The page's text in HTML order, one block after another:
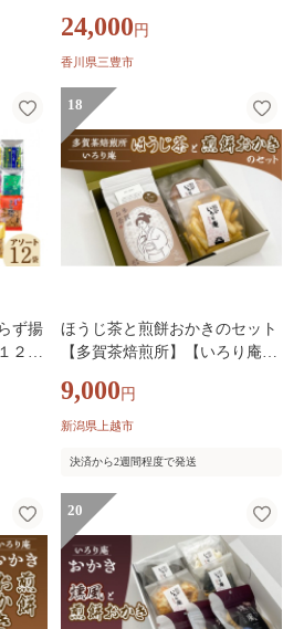
和スイーツ
24,000 円
香川県三豊市
ず揚
２袋
18
ほうじ茶と煎餅おかきのセット
【多賀茶焙煎所】【いろり庵】
9,000 円
新潟県上越市
決済から2週間程度で発送
20